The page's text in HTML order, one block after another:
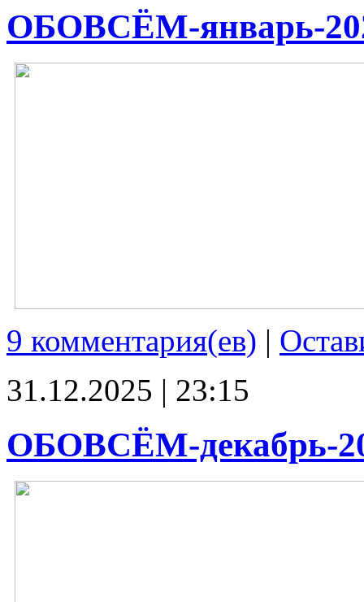
ОБОВСЁМ-январь-
9 комментария(ев) |
31.12.2025 | 23:15
ОБОВСЁМ-декабрь-